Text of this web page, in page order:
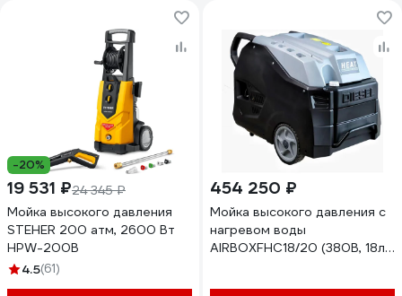
-20%
19 531 ₽24 345 ₽
Мойка высокого давления
STEHER 200 атм, 2600 Вт
HPW-200B
4.5(61)
454 250 ₽
Мойка высокого давления с
нагревом воды
AIRBOXFHC18/20 (380В, 18л/